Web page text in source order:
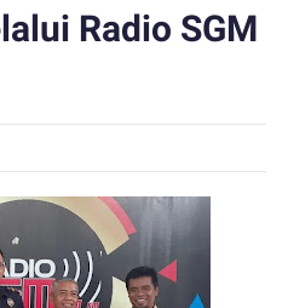
Radio SGM